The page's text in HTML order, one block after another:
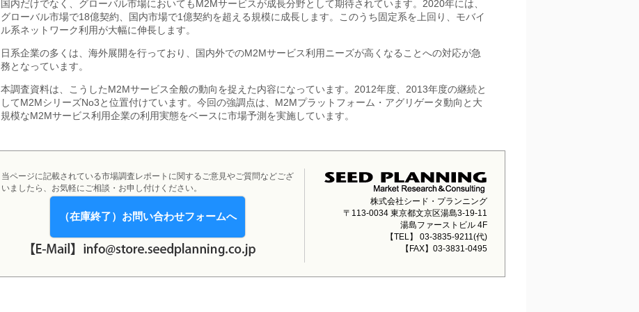
国内だけでなく、グローバル市場においてもM2Mサービスが成長分野として期待されています。2020年には、
グローバル市場で18億契約、国内市場で1億契約を超える規模に成長します。このうち固定系を上回り、モバイ
ル系ネットワーク利用が大幅に伸長します。
日系企業の多くは、海外展開を行っており、国内外でのM2Mサービス利用ニーズが高くなることへの対応が急
務となっています。
本調査資料は、こうしたM2Mサービス全般の動向を捉えた内容になっています。2012年度、2013年度の継続と
してM2MシリーズNo3と位置付けています。今回の強調点は、M2Mプラットフォーム・アグリゲータ動向と大
規模なM2Mサービス利用企業の利用実態をベースに市場予測を実施しています。
当ページに記載されている市場調査レポートに関するご意見やご質問などござ
いましたら、お気軽にご相談・お申し付けください。
（在庫終了）お問い合わせフォームへ
株式会社シード・プランニング
〒113-0034 東京都文京区湯島3-19-11
湯島ファーストビル 4F
【TEL】 03-3835-9211(代)
【FAX】03-3831-0495